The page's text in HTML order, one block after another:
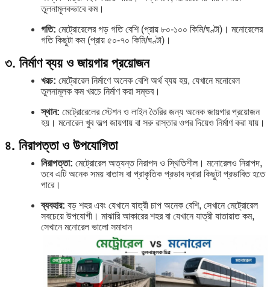
তুলনামূলকভাবে কম।
গতি: মেট্রোরেলের গড় গতি বেশি (প্রায় ৮০-১০০ কিমি/ঘণ্টা)। মনোরেলের
গতি কিছুটা কম (প্রায় ৫০-৭০ কিমি/ঘণ্টা)।
৩. নির্মাণ ব্যয় ও জায়গার প্রয়োজন
খরচ: মেট্রোরেল নির্মাণে অনেক বেশি অর্থ ব্যয় হয়, যেখানে মনোরেল
তুলনামূলক কম খরচে নির্মাণ করা সম্ভব।
স্থান: মেট্রোরেলের স্টেশন ও লাইন তৈরির জন্য অনেক জায়গার প্রয়োজন
হয়। মনোরেল খুব অল্প জায়গায় বা সরু রাস্তার ওপর দিয়েও নির্মাণ করা যায়।
৪. নিরাপত্তা ও উপযোগিতা
নিরাপত্তা: মেট্রোরেল অত্যন্ত নিরাপদ ও স্থিতিশীল। মনোরেলও নিরাপদ,
তবে এটি অনেক সময় বাতাস বা প্রাকৃতিক প্রভাব দ্বারা কিছুটা প্রভাবিত হতে
পারে।
ব্যবহার: বড় শহর এবং যেখানে যাত্রী চাপ অনেক বেশি, সেখানে মেট্রোরেল
সবচেয়ে উপযোগী। মাঝারি আকারের শহর বা যেখানে যাত্রী যাতায়াত কম,
সেখানে মনোরেল ভালো সমাধান